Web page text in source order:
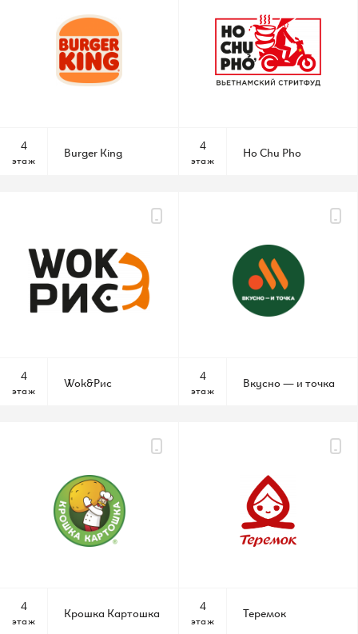
О ТЦ
Арендаторам
Вакансии
+7 (495) 542 44 55
Администрация ТЦ
Шереметьевская д.6, к.1
10:00 – 22:00 без выходных
4
этаж Burger King 4
этаж Ho Chu Pho
4
этаж Wok&Рис 4
этаж Вкусно — и точка
4
этаж Крошка Картошка 4
этаж Теремок